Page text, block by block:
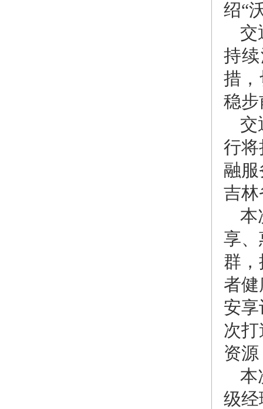
绍“
交
持
措
稳步
交
行将
融
吉林
本
享、
群
者
安
次打
资
本
级经